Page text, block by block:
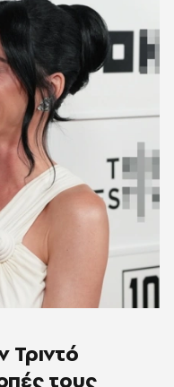
Τριντό
τους